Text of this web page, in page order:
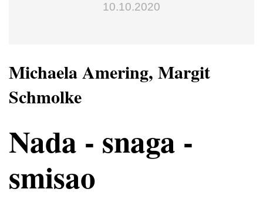
10.10.2020
Michaela Amering, Margit
Schmolke
Nada - snaga -
smisao